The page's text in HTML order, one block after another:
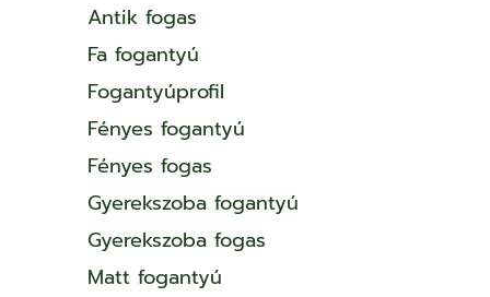
Antik fogas
Fa fogantyú
Fogantyúprofil
Fényes fogantyú
Fényes fogas
Gyerekszoba fogantyú
Gyerekszoba fogas
Matt fogantyú